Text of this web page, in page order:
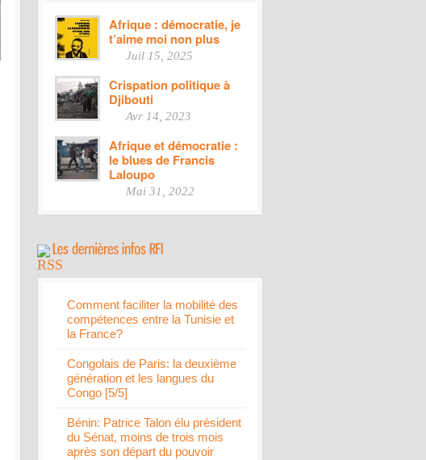
Afrique : démocratie, je
t’aime moi non plus
Juil 15, 2025
Crispation politique à
Djibouti
Avr 14, 2023
Afrique et démocratie :
le blues de Francis
Laloupo
Mai 31, 2022
Comment faciliter la mobilité des
compétences entre la Tunisie et
la France?
Congolais de Paris: la deuxième
génération et les langues du
Congo [5/5]
Bénin: Patrice Talon élu président
du Sénat, moins de trois mois
après son départ du pouvoir